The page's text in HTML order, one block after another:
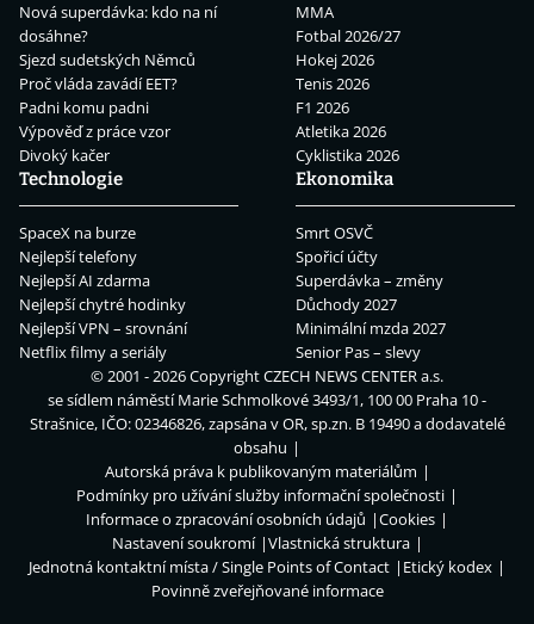
Nová superdávka: kdo na ní
dosáhne?
Sjezd sudetských Němců
Proč vláda zavádí EET?
Padni komu padni
Výpověď z práce vzor
Divoký kačer
MMA
Fotbal 2026/27
Hokej 2026
Tenis 2026
F1 2026
Atletika 2026
Cyklistika 2026
Technologie
SpaceX na burze
Nejlepší telefony
Nejlepší AI zdarma
Nejlepší chytré hodinky
Nejlepší VPN – srovnání
Netflix filmy a seriály
Ekonomika
Smrt OSVČ
Spořicí účty
Superdávka – změny
Důchody 2027
Minimální mzda 2027
Senior Pas – slevy
© 2001 - 2026 CopyrightCZECH NEWS CENTER a.s.
se sídlem náměstí Marie Schmolkové 3493/1, 100 00 Praha 10 -
Strašnice, IČO: 02346826, zapsána v OR, sp.zn. B 19490 a dodavatelé
obsahu
Autorská práva k publikovaným materiálům
Podmínky pro užívání služby informační společnosti
Informace o zpracování osobních údajů
Cookies
Nastavení soukromí
Vlastnická struktura
Jednotná kontaktní místa / Single Points of Contact
Etický kodex
Povinně zveřejňované informace